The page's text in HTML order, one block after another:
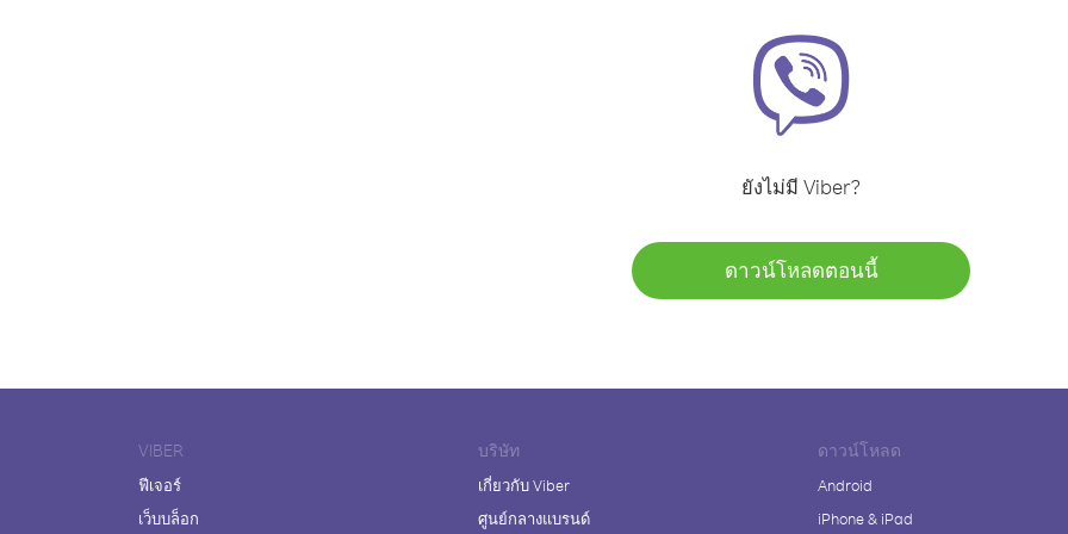
ยังไม่มี Viber?
ดาวน์โหลดตอนนี้
VIBER
ฟีเจอร์
เว็บบล็อก
บริษัท
เกี่ยวกับ Viber
ศูนย์กลางแบรนด์
ดาวน์โหลด
Android
iPhone & iPad